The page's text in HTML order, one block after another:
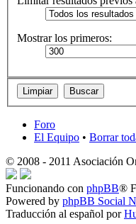
Mostrar los primeros:
Foro
El Equipo • Borrar
© 2008 - 2011 Asociación
Funcionando con phpBB®
Powered by phpBB Social
Traducción al español por